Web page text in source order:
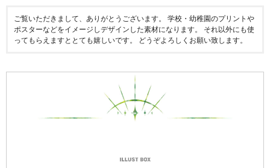
ご覧いただきまして、ありがとうございます。 学校・幼稚園のプリントや
ポスターなどをイメージしデザインした素材になります。 それ以外にも使
ってもらえますととても嬉しいです。 どうぞよろしくお願い致します。